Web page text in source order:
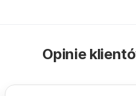
Opinie